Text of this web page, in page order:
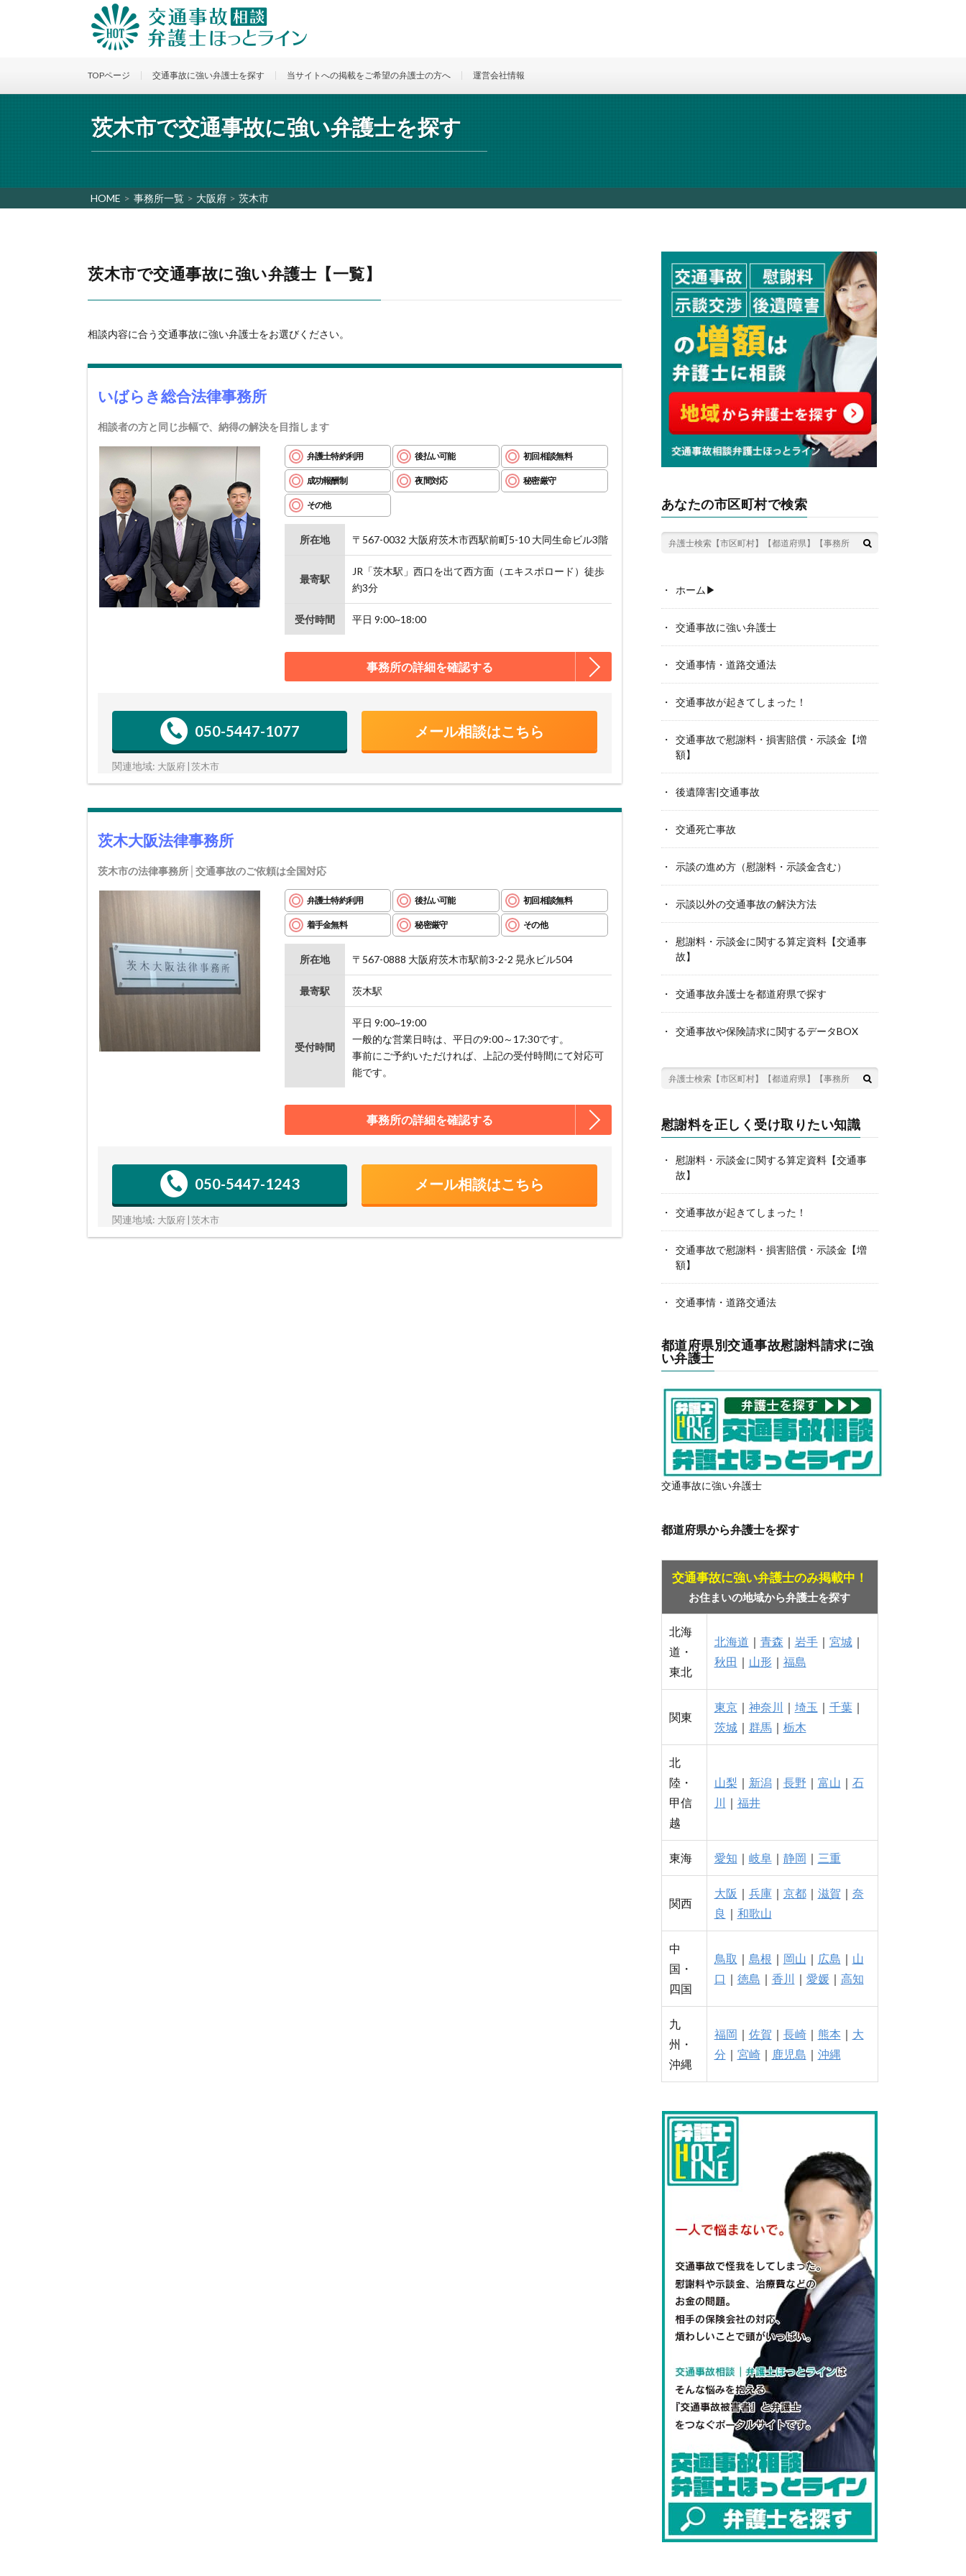
TOPページ 交通事故に強い弁護士を探す 当サイトへの掲載をご希望の弁護士の方へ 運営会社情報
茨木市で交通事故に強い弁護士を探す
HOME > 事務所一覧 > 大阪府 > 茨木市
茨木市で交通事故に強い弁護士【一覧】
相談内容に合う交通事故に強い弁護士をお選びください。
いばらき総合法律事務所
相談者の方と同じ歩幅で、納得の解決を目指します
弁護士特約利用 後払い可能 初回相談無料
成功報酬制 夜間対応 秘密厳守
その他
所在地 〒567-0032 大阪府茨木市西駅前町5-10 大同生命ビル3階
最寄駅
JR「茨木駅」西口を出て西方面（エキスポロード）徒歩
約3分
受付時間 平日 9:00~18:00
事務所の詳細を確認する
050-5447-1077 メール相談はこちら
関連地域: 大阪府 | 茨木市
茨木大阪法律事務所
茨木市の法律事務所│交通事故のご依頼は全国対応
弁護士特約利用 後払い可能 初回相談無料
着手金無料 秘密厳守 その他
所在地 〒567-0888 大阪府茨木市駅前3-2-2 晃永ビル504
最寄駅 茨木駅
受付時間
平日 9:00~19:00
一般的な営業日時は、平日の9:00～17:30です。
事前にご予約いただければ、上記の受付時間にて対応可
能です。
事務所の詳細を確認する
050-5447-1243 メール相談はこちら
関連地域: 大阪府 | 茨木市
あなたの市区町村で検索
ホーム▶︎
交通事故に強い弁護士
交通事情・道路交通法
交通事故が起きてしまった！
交通事故で慰謝料・損害賠償・示談金【増
額】
後遺障害|交通事故
交通死亡事故
示談の進め方（慰謝料・示談金含む）
示談以外の交通事故の解決方法
慰謝料・示談金に関する算定資料【交通事
故】
交通事故弁護士を都道府県で探す
交通事故や保険請求に関するデータBOX
慰謝料を正しく受け取りたい知識
慰謝料・示談金に関する算定資料【交通事
故】
交通事故が起きてしまった！
交通事故で慰謝料・損害賠償・示談金【増
額】
交通事情・道路交通法
都道府県別交通事故慰謝料請求に強
い弁護士
交通事故に強い弁護士
都道府県から弁護士を探す
交通事故に強い弁護士のみ掲載中！
お住まいの地域から弁護士を探す
北海
道・
東北
北海道 ｜ 青森 ｜ 岩手｜ 宮城｜
秋田 ｜ 山形 ｜ 福島
関東
東京｜ 神奈川 ｜ 埼玉 ｜ 千葉｜
茨城｜ 群馬｜ 栃木
北
陸・
甲信
越
山梨 ｜ 新潟 ｜ 長野 ｜ 富山 ｜ 石
川 ｜ 福井
東海 愛知 ｜ 岐阜｜ 静岡 ｜ 三重
関西
大阪 ｜ 兵庫｜ 京都｜ 滋賀 ｜ 奈
良 ｜ 和歌山
中
国・
四国
鳥取 ｜ 島根 ｜ 岡山 ｜ 広島 ｜ 山
口 ｜ 徳島 ｜ 香川 ｜ 愛媛｜ 高知
九
州・
沖縄
福岡 ｜ 佐賀 ｜ 長崎｜ 熊本 ｜ 大
分 ｜ 宮崎｜ 鹿児島 ｜ 沖縄